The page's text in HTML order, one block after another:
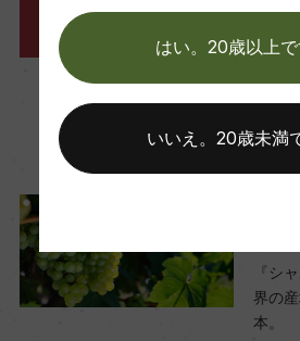
醗酵・熟成
醗酵：瓶内二次醗酵/ステンレ
ィック醗酵あり)
熟成：デゴルジュマンまでの
年間生産量
15000
栽培面積
ホリ
ギフ
んの
2023
『シ
界の
本。
はい。20歳以上で
いいえ。20歳未満